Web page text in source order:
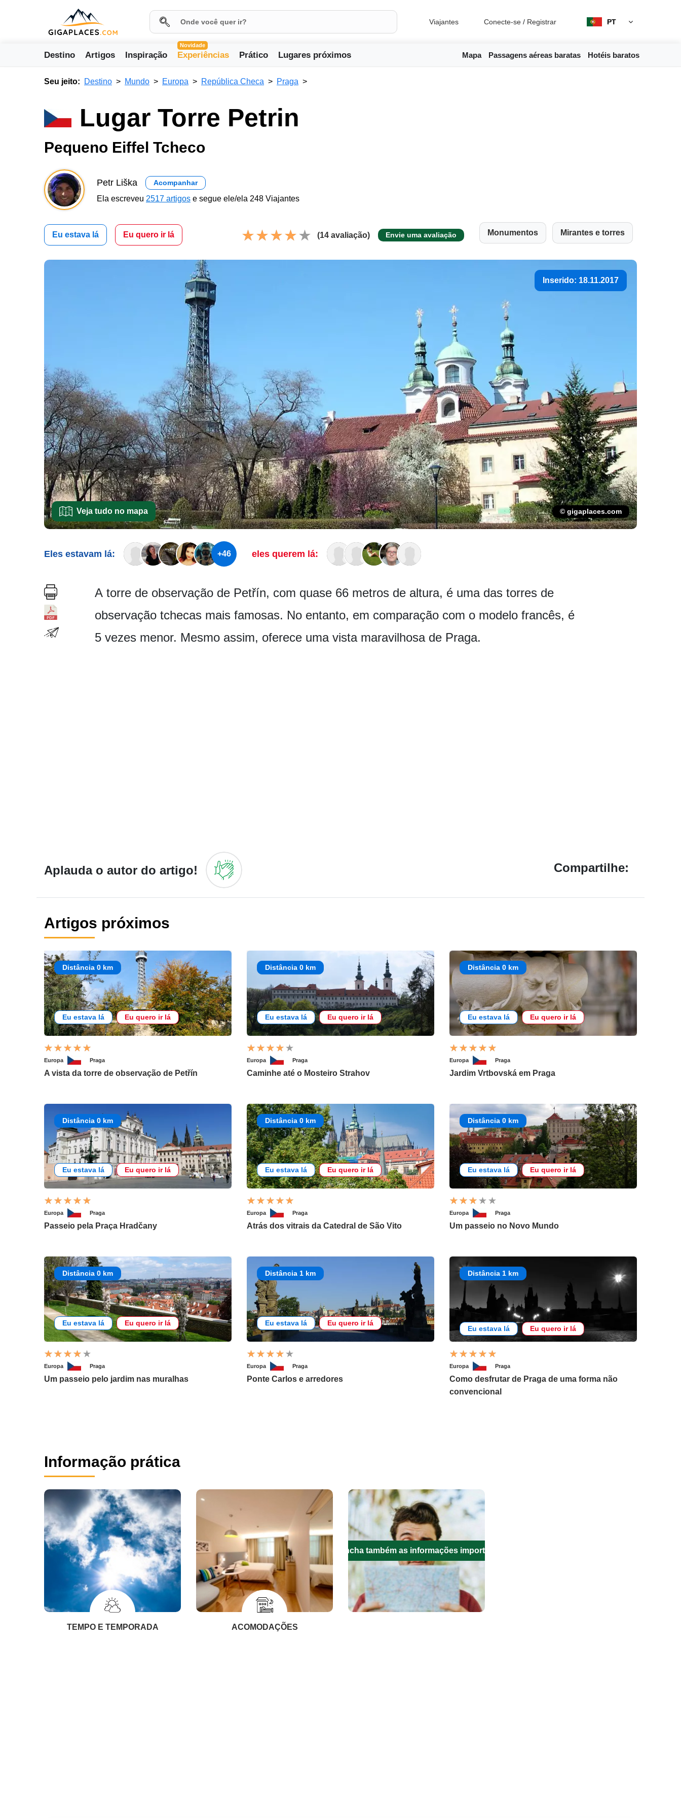
Viajantes Conecte-se / Registrar PT
Destino Artigos Inspiração
Novidade
Experiências Prático Lugares próximos Mapa Passagens aéreas baratas Hotéis baratos
Seu jeito: Destino Mundo Europa República Checa Praga
Lugar Torre Petrin
Pequeno Eiffel Tcheco
Petr Liška Acompanhar
Ela escreveu 2517 artigos e segue ele/ela 248 Viajantes
Eu estava lá Eu quero ir lá (14 avaliação) Envie uma avaliação Monumentos Mirantes e torres
Inserido: 18.11.2017
Veja tudo no mapa © gigaplaces.com
Eles estavam lá: +46 eles querem lá:
A torre de observação de Petřín, com quase 66 metros de altura, é uma das torres de
observação tchecas mais famosas. No entanto, em comparação com o modelo francês, é
5 vezes menor. Mesmo assim, oferece uma vista maravilhosa de Praga.
Aplauda o autor do artigo! Compartilhe:
Artigos próximos
Distância 0 km
Eu estava lá Eu quero ir lá
Europa Praga
A vista da torre de observação de Petřín
Distância 0 km
Eu estava lá Eu quero ir lá
Europa Praga
Caminhe até o Mosteiro Strahov
Distância 0 km
Eu estava lá Eu quero ir lá
Europa Praga
Jardim Vrtbovská em Praga
Distância 0 km
Eu estava lá Eu quero ir lá
Europa Praga
Passeio pela Praça Hradčany
Distância 0 km
Eu estava lá Eu quero ir lá
Europa Praga
Atrás dos vitrais da Catedral de São Vito
Distância 0 km
Eu estava lá Eu quero ir lá
Europa Praga
Um passeio no Novo Mundo
Distância 0 km
Eu estava lá Eu quero ir lá
Europa Praga
Um passeio pelo jardim nas muralhas
Distância 1 km
Eu estava lá Eu quero ir lá
Europa Praga
Ponte Carlos e arredores
Distância 1 km
Eu estava lá Eu quero ir lá
Europa Praga
Como desfrutar de Praga de uma forma não
convencional
Informação prática
TEMPO E TEMPORADA ACOMODAÇÕES
Preencha também as informações importantes